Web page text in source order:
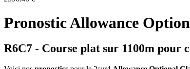
Pronostic Allowance
R6C7 - Course plat sur 1100m pour